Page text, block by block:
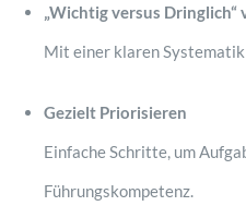
„Wichtig versus Dringlich“
Mit einer klaren
Gezielt Priorisieren
Einfache Schritte, um
Führungskompetenz.